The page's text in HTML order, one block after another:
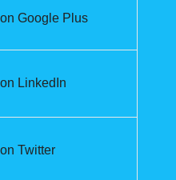
Google Plus
LinkedIn
Twitter